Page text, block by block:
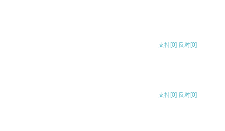
支持[0] 反对[0]
支持[0] 反对[0]